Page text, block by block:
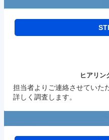
ヒアリン
担当者よりご連絡させていた
詳しく調査します。